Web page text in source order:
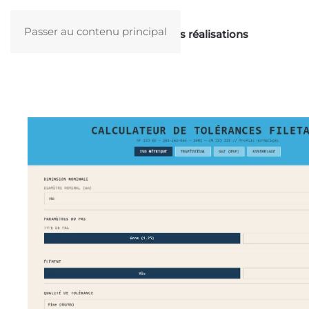
Passer au contenu principal
IngénierieModélisation 3DNos réalisations